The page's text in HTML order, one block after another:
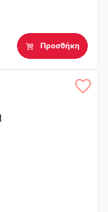
Προσθήκη